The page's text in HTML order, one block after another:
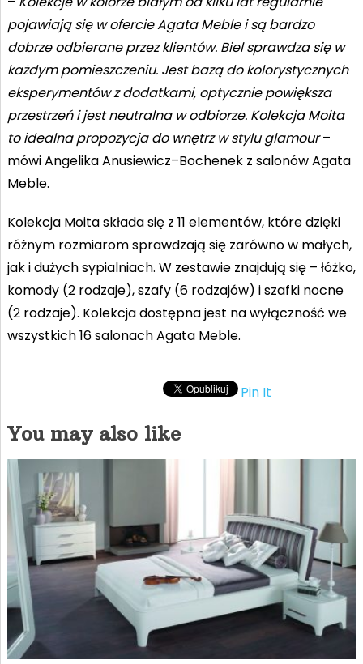
pojawiają się w ofercie Agata Meble i są bardzo
dobrze odbierane przez klientów. Biel sprawdza się w
każdym pomieszczeniu. Jest bazą do kolorystycznych
eksperymentów z dodatkami, optycznie powiększa
przestrzeń i jest neutralna w odbiorze. Kolekcja Moita
to idealna propozycja do wnętrz w stylu glamour–
mówi Angelika Anusiewicz–Bochenek z salonów Agata
Meble.
Kolekcja Moita składa się z 11 elementów, które dzięki
różnym rozmiarom sprawdzają się zarówno w małych,
jak i dużych sypialniach. W zestawie znajdują się – łóżko,
komody (2 rodzaje), szafy (6 rodzajów) i szafki nocne
(2 rodzaje). Kolekcja dostępna jest na wyłączność we
wszystkich 16 salonach Agata Meble.
Pin It
You may also like